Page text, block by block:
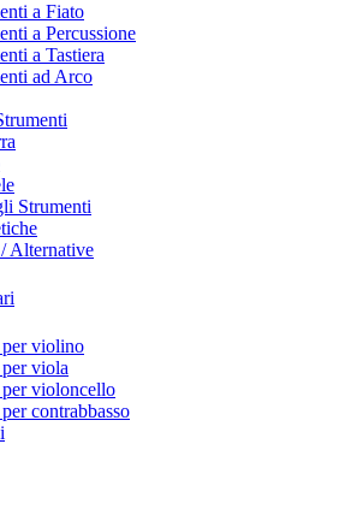
a Fiato
a Percussione
a Tastiera
ad Arco
Strumenti
Alternative
violino
viola
violoncello
contrabbasso